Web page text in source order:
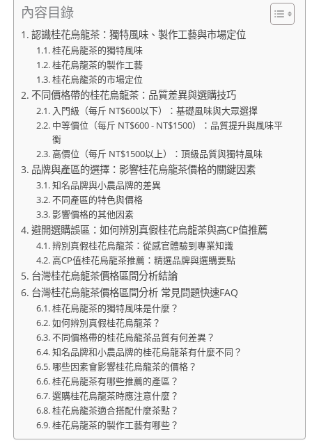
內容目錄
認識桂花烏龍茶：獨特風味、製作工藝與市場定位
桂花烏龍茶的獨特風味
桂花烏龍茶的製作工藝
桂花烏龍茶的市場定位
不同價格帶的桂花烏龍茶：品質差異與選購技巧
入門級（每斤 NT$600以下）：基礎風味與大眾選擇
中等價位（每斤 NT$600 - NT$1500）：品質提升與風味平
衡
高價位（每斤 NT$1500以上）：頂級品質與獨特風味
品牌與產區的選擇：影響桂花烏龍茶價格的關鍵因素
知名品牌與小農品牌的差異
不同產區的特色與價格
影響價格的其他因素
避開選購誤區：如何辨別真假桂花烏龍茶與高CP值推薦
辨別真假桂花烏龍茶：從感官體驗到專業知識
高CP值桂花烏龍茶推薦：精選品牌與選購要點
台灣桂花烏龍茶價格區間分析結論
台灣桂花烏龍茶價格區間分析 常見問題快速FAQ
桂花烏龍茶的獨特風味是什麼？
如何辨別真假桂花烏龍茶？
不同價格帶的桂花烏龍茶品質有何差異？
知名品牌和小農品牌的桂花烏龍茶有什麼不同？
哪些因素會影響桂花烏龍茶的價格？
桂花烏龍茶有哪些推薦的產區？
選購桂花烏龍茶時應注意什麼？
桂花烏龍茶適合搭配什麼茶點？
桂花烏龍茶的製作工藝有哪些？